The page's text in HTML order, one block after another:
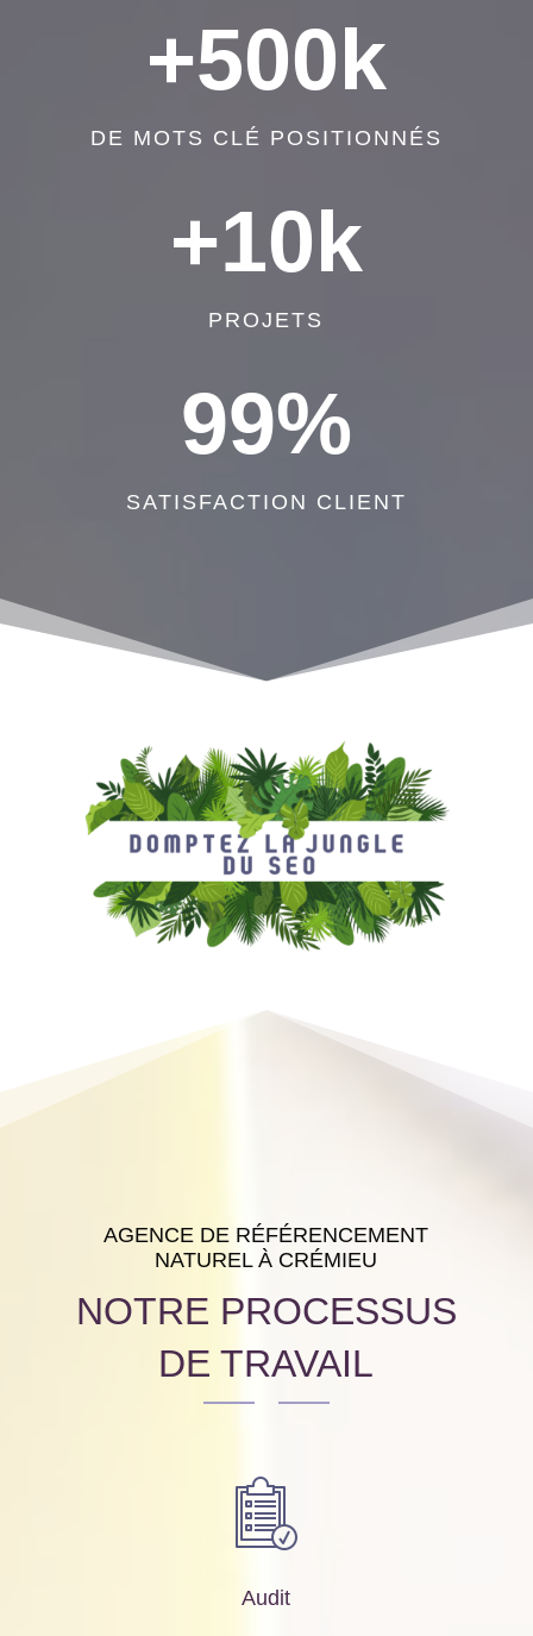
+500k
DE MOTS CLÉ POSITIONNÉS
+10k
PROJETS
99%
SATISFACTION CLIENT
AGENCE DE RÉFÉRENCEMENT
NATUREL À CRÉMIEU
NOTRE PROCESSUS
DE TRAVAIL
Audit